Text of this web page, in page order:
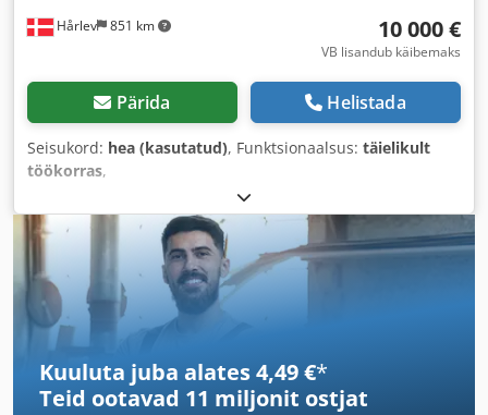
Hårlev 851 km 10 000 €
VB lisandub käibemaks
Pärida Helistada
Seisukord: hea (kasutatud), Funktsionaalsus: täielikult
töökorras,
Kuuluta juba alates 4,49 €*
Teid ootavad 11 miljonit ostjat